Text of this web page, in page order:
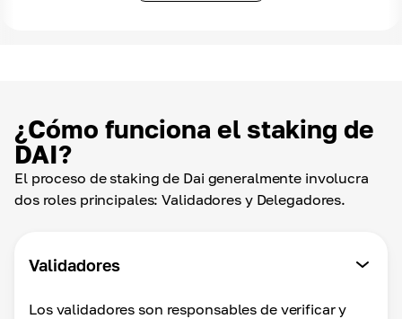
¿Cómo funciona el staking de
DAI?
El proceso de staking de Dai generalmente involucra
dos roles principales: Validadores y Delegadores.
Validadores
Los validadores son responsables de verificar y